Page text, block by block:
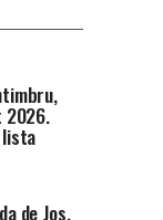
2026.
lista
de Jos,